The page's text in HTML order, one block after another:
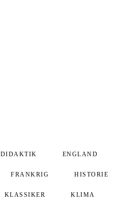
DIDAKTIK ENGLAND
FRANKRIG HISTORIE
KLASSIKER KLIMA